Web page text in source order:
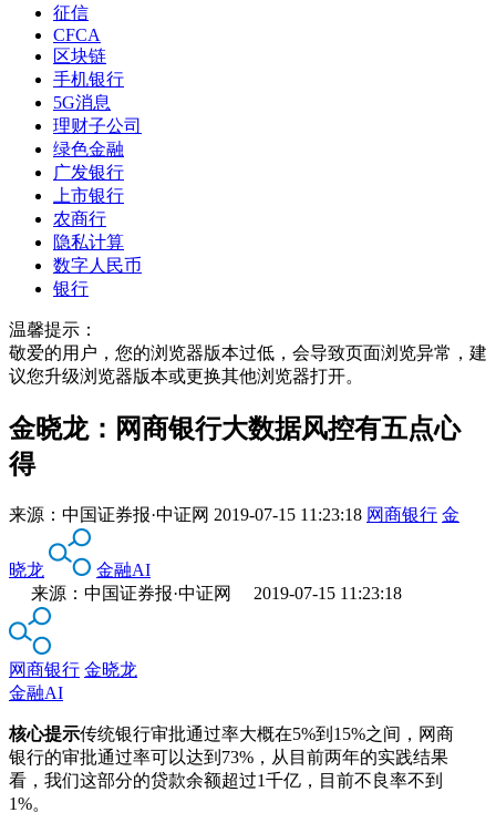
征信
CFCA
区块链
手机银行
5G消息
理财子公司
绿色金融
广发银行
上市银行
农商行
隐私计算
数字人民币
银行
温馨提示：
敬爱的用户，您的浏览器版本过低，会导致页面浏览异常，建
议您升级浏览器版本或更换其他浏览器打开。
金晓龙：网商银行大数据风控有五点心
得
来源： 中国证券报·中证网 2019-07-15 11:23:18 网商银行 金
晓龙
金融AI
来源：中国证券报·中证网 2019-07-15 11:23:18
网商银行 金晓龙
金融AI
核心提示传统银行审批通过率大概在5%到15%之间，网商
银行的审批通过率可以达到73%，从目前两年的实践结果
看，我们这部分的贷款余额超过1千亿，目前不良率不到
1%。